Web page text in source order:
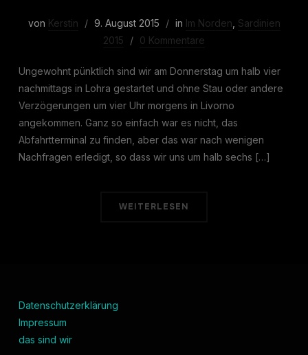
von Kerstin 9. August 2015 in Im Norden Sardinien
2015
0 Kommentare
Ungewohnt pünktlich sind wir am Donnerstag um halb vier
nachmittags in Lohra gestartet und ohne Stau oder andere
Verzögerungen um vier Uhr morgens in Livorno
angekommen. Ganz so einfach war es nicht, das
Abfahrtterminal zu finden, aber das war nach wenigen
Nachfragen erledigt, so dass wir uns um halb sechs […]
WEITERLESEN
Datenschutzerklärung
Impressum
das sind wir